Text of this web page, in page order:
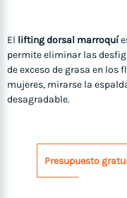
El lifting dorsal marroquí
permite eliminar las
de exceso de grasa en los
mujeres, mirarse la
desagradable.
Presupuesto